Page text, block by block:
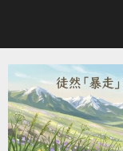
を
ス
キ
ッ
プ